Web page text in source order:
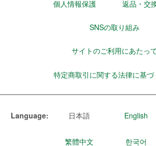
個人情報保護 返品・交
SNSの取り組み
サイトのご利用にあたっ
特定商取引に関する法律に基
Language: 日本語 English
繁體中文 한국어